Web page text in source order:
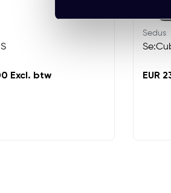
Excl. btw
Sedus
EUR